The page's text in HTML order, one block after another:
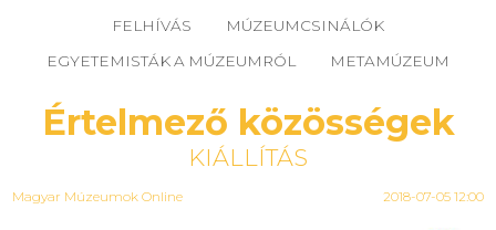
FELHÍVÁS
MÚZEUMCSINÁLÓK
EGYETEMISTÁK A MÚZEUMRÓL
METAMÚZEUM
Értelmező közösségek
KIÁLLÍTÁS
Magyar Múzeumok Online 2018-07-05 12:00